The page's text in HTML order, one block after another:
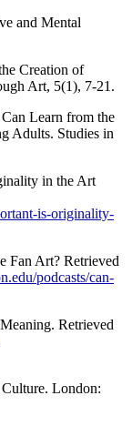
and Mental
Creation of
Art, 5(1), 7-21.
Learn from the
Adults. Studies in
in the Art
is-originality-
Fan Art? Retrieved
podcasts/can-
Retrieved
London: